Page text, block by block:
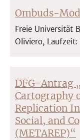
Ombuds-
Freie Universität
Oliviero,
DFG-Antrag
Cartography
Replication
Social, and
(METAREP)“